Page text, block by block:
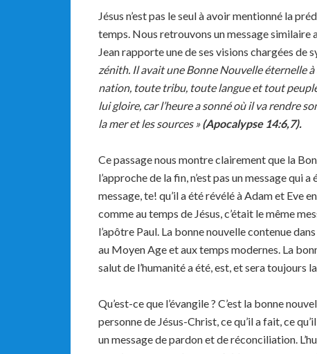
Jésus n’est pas le seul à avoir mentionné la
temps. Nous retrouvons un message similaire
Jean rapporte une de ses visions chargées de
zénith. Il avait une Bonne Nouvelle éternelle
nation, toute tribu, toute langue et tout
lui gloire, car l’heure a sonné où il va rendre
la mer et les sources »(Apocalypse 14:6,7).
Ce passage nous montre clairement que la
l’approche de la fin, n’est pas un message qui
message, te! qu’il a été révélé à Adam et Eve
comme au temps de Jésus, c’était le même
l’apôtre Paul. La bonne nouvelle contenue
au Moyen Age et aux temps modernes. La
salut de l’humanité a été, est, et sera toujours
Qu’est-ce que l’évangile ? C’est la bonne
personne de Jésus-Christ, ce qu’il a fait, ce
un message de pardon et de réconciliation.